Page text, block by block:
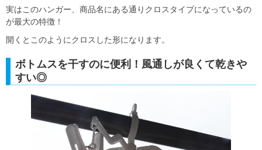
実はこのハンガー、商品名にある通りクロスタイプになっているの
が最大の特徴！
開くとこのようにクロスした形になります。
ボトムスを干すのに便利！風通しが良くて乾きや
すい◎